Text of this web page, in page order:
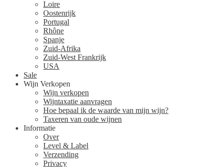
Loire
Oostenrijk
Portugal
Rhône
Spanje
Zuid-Afrika
Zuid-West Frankrijk
USA
Sale
Wijn Verkopen
Wijn verkopen
Wijntaxatie aanvragen
Hoe bepaal ik de waarde van mijn wijn?
Taxeren van oude wijnen
Informatie
Over
Level & Label
Verzending
Privacy